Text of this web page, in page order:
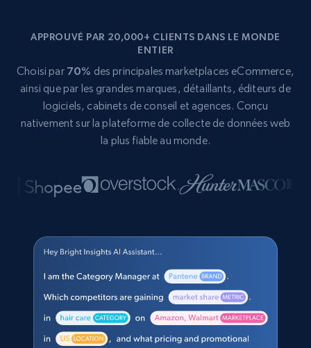
APPROUVÉ PAR 20,000+ CLIENTS DANS LE MONDE
ENTIER
Choisi par 70% des principales marketplaces eCommerce,
ainsi que par les grandes marques, détaillants, éditeurs de
logiciels, cabinets de conseil et agences. Conçu
nativement sur la plateforme de collecte de données web
la plus fiable au monde.